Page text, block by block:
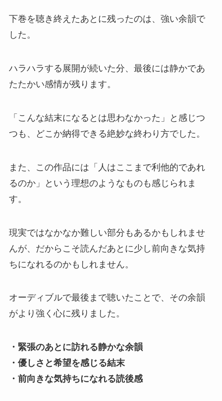
下巻を聴き終えたあとに残ったのは、強い余韻で
した。
ハラハラする展開が続いた分、最後には静かであ
たたかい感情が残ります。
「こんな結末になるとは思わなかった」と感じつ
つも、どこか納得できる絶妙な終わり方でした。
また、この作品には「人はここまで利他的であれ
るのか」という理想のようなものも感じられま
す。
現実ではなかなか難しい部分もあるかもしれませ
んが、だからこそ読んだあとに少し前向きな気持
ちになれるのかもしれません。
オーディブルで最後まで聴いたことで、その余韻
がより強く心に残りました。
・緊張のあとに訪れる静かな余韻
・優しさと希望を感じる結末
・前向きな気持ちになれる読後感